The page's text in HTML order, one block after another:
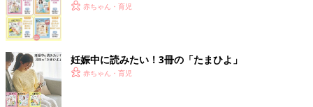
赤ちゃん・育児
妊娠中に読みたい！3冊の「たまひよ」
赤ちゃん・育児